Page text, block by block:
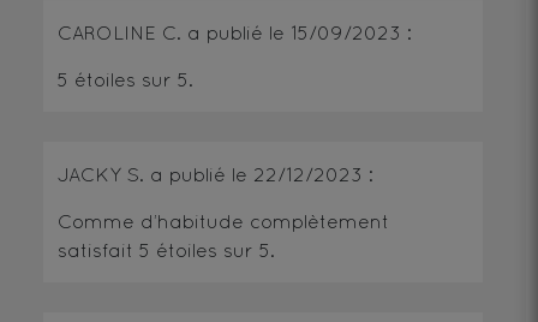
CAROLINE C. a publié le 15/09/2023 :
5 étoiles sur 5.
JACKY S. a publié le 22/12/2023 :
Comme d’habitude complètement
satisfait5 étoiles sur 5.